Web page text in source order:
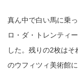
真ん中で白い馬に乗
ロ・ダ・トレンティ
した。残りの2枚は
のウフィツィ美術館に